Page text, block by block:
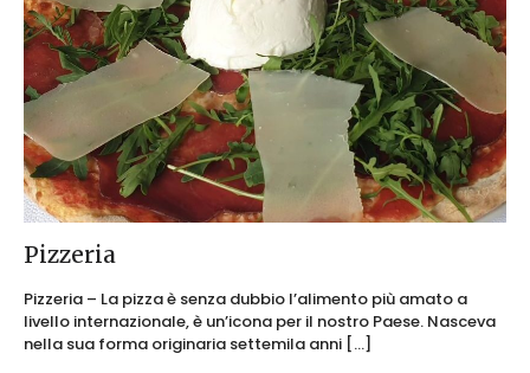
Pizzeria
Pizzeria – La pizza è senza dubbio l’alimento più amato a
livello internazionale, è un’icona per il nostro Paese. Nasceva
nella sua forma originaria settemila anni […]